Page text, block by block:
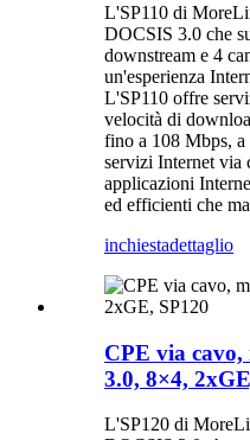
L'SP110 di
DOCSIS 3.0 che
downstream e 4
un'esperienza
L'SP110 offre
velocità di
fino a 108 Mbps, a
servizi Internet via
applicazioni
ed efficienti che
inchiestadettaglio
CPE via
3.0, 8×4,
L'SP120 di